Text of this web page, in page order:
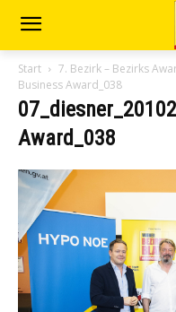
Start 7. Bezirk – Bezirks
Business Award_038
Award_038